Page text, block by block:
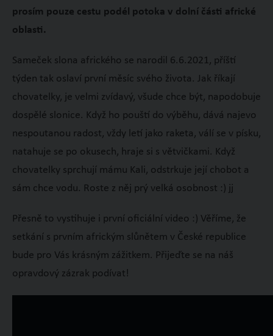
prosím pouze cestu podél potoka v dolní části africké
oblasti.
Sameček slona afrického se narodil 6.6.2021, příští
týden tak oslaví první měsíc svého života. Jak říkají
chovatelky, je velmi zvídavý, všude chce být, napodobuje
dospělé slonice. Když ho pouští do výběhu, dává najevo
nespoutanou radost, vždy letí jako raketa, válí se v písku,
natahuje se po okusech, hraje si s větvičkami. Když
chovatelky sprchují mámu Kali, odstrkuje její chobot a
sám chce vodu. Roste z něj prý velká osobnost :) jj
Přesně to vystihuje i první oficiální video :) Věříme, že
setkání s prvním africkým slůnětem v České republice
bude pro Vás krásným zážitkem. Přijeďte se na náš
opravdový zázrak podívat!